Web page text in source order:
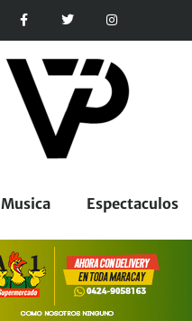
Musica Espectaculos